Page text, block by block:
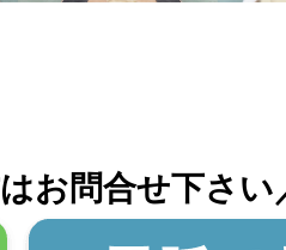
お問合せ下さい